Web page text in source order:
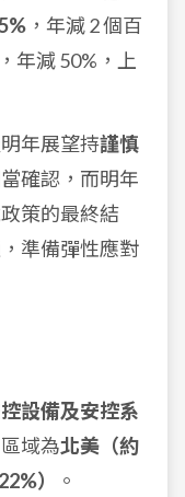
，年減 2 個百
，年減 50%，上
年展望持謹慎
確認，而明年
策的最終結
準備彈性應對
設備及安控系
域為北美（約
）
。